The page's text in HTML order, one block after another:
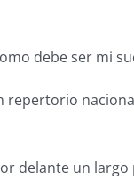
debe ser mi
repertorio
delante un